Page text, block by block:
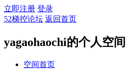
立即注册 登录
52梯控论坛 返回首页
yagaohaochi的个人空间
空间首页